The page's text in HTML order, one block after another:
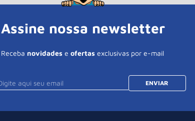
Assine nossa newsletter
Receba novidades e ofertas exclusivas por e-mail
ENVIAR